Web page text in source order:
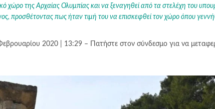
χώρο της Αρχαίας Ολυμπίας και να ξεναγηθεί από τα στελέχη του
προσθέτοντας πως ήταν τιμή του να επισκεφθεί τον χώρο όπου
2020 | 13:29 – Πατήστε στον σύνδεσμο για να